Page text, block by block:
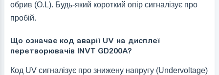
обрив (O.L). Будь-який короткий опір сигналізує про
пробій.
Що означає код аварії UV на дисплеї
перетворювачів INVT GD200A?
Код UV сигналізує про знижену напругу (Undervoltage)